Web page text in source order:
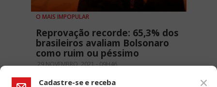
O MAIS IMPOPULAR
Reprovação recorde: 65,3% dos
brasileiros avaliam Bolsonaro
como ruim ou péssimo
29 NOVEMBRO, 2021 - 09H46
Cadastre-se e receba